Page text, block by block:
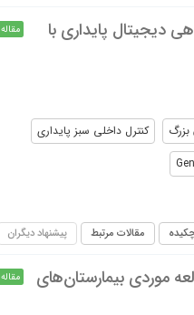
دیجیتال پایداری با
مقاله
کنترل داخلی سبز پایداری
مقالات مرتبط پیشنهاد دیگران
موردی بیمارستان‌های
مقاله